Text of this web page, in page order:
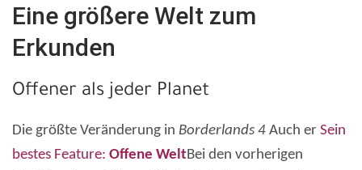
Eine größere Welt zum
Erkunden
Offener als jeder Planet
Die größte Veränderung in Borderlands 4 Auch er Sein
bestes Feature: Offene WeltBei den vorherigen